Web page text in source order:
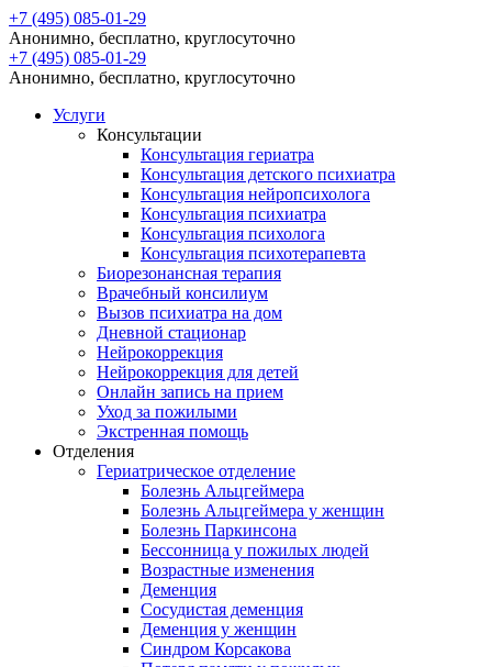
+7 (495) 085-01-29
Анонимно, бесплатно, круглосуточно
+7 (495) 085-01-29
Анонимно, бесплатно, круглосуточно
Услуги
Консультации
Консультация гериатра
Консультация детского психиатра
Консультация нейропсихолога
Консультация психиатра
Консультация психолога
Консультация психотерапевта
Биорезонансная терапия
Врачебный консилиум
Вызов психиатра на дом
Дневной стационар
Нейрокоррекция
Нейрокоррекция для детей
Онлайн запись на прием
Уход за пожилыми
Экстренная помощь
Отделения
Гериатрическое отделение
Болезнь Альцгеймера
Болезнь Альцгеймера у женщин
Болезнь Паркинсона
Бессонница у пожилых людей
Возрастные изменения
Деменция
Сосудистая деменция
Деменция у женщин
Синдром Корсакова